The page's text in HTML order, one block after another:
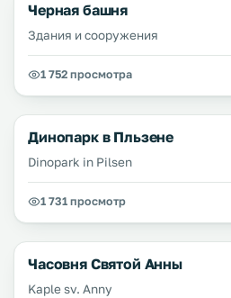
Черная башня
Здания и сооружения
1 752 просмотра
Динопарк в Пльзене
Dinopark in Pilsen
1 731 просмотр
Часовня Святой Анны
Kaple sv. Anny